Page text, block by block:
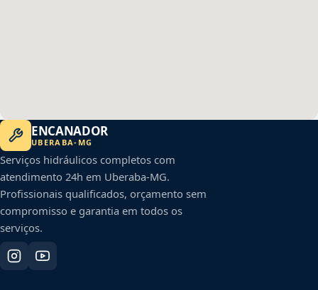
ENCANADOR
UBERABA- MG
Serviços hidráulicos completos com
atendimento 24h em Uberaba-MG.
Profissionais qualificados, orçamento sem
compromisso e garantia em todos os
serviços.